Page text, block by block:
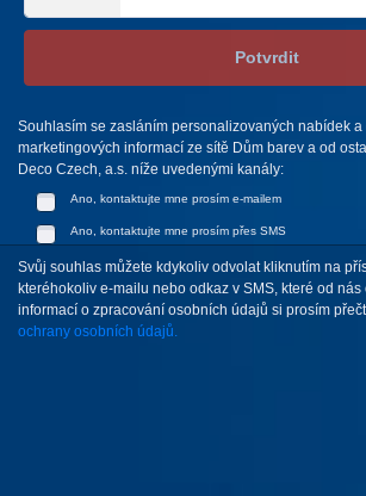
Potvrdit
Souhlasím se zasláním personalizovaných nabídek a
marketingových informací ze sítě Dům barev a od
Deco Czech, a.s. níže uvedenými kanály:
Ano, kontaktujte mne prosím e-mailem
Ano, kontaktujte mne prosím přes SMS
Svůj souhlas můžete kdykoliv odvolat kliknutím na
kteréhokoliv e-mailu nebo odkaz v SMS, které od nás
informací o zpracování osobních údajů si prosím
ochrany osobních údajů.